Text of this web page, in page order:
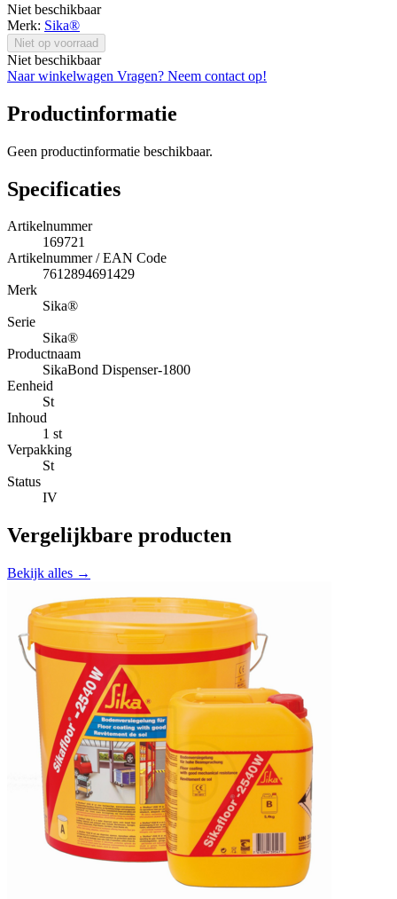
Niet beschikbaar
Merk: Sika®
Niet op voorraad
Niet beschikbaar
Naar winkelwagen Vragen? Neem contact op!
Productinformatie
Geen productinformatie beschikbaar.
Specificaties
Artikelnummer
169721
Artikelnummer / EAN Code
7612894691429
Merk
Sika®
Serie
Sika®
Productnaam
SikaBond Dispenser-1800
Eenheid
St
Inhoud
1 st
Verpakking
St
Status
IV
Vergelijkbare producten
Bekijk alles →